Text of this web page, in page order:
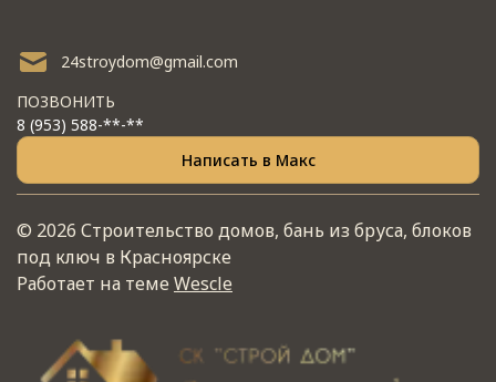
24stroydom@gmail.com
ПОЗВОНИТЬ
8 (953) 588-**-**
Написать в Макс
© 2026 Строительство домов, бань из бруса, блоков
под ключ в Красноярске
Работает на темеWescle